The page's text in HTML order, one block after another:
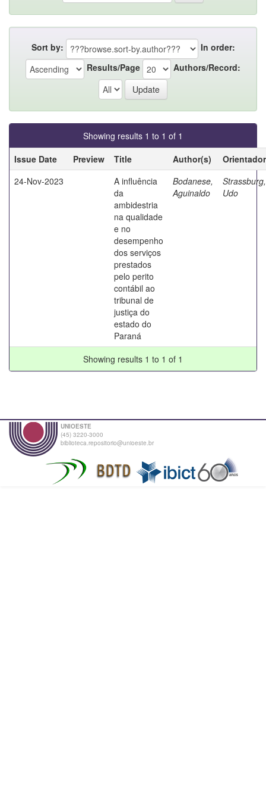
Sort by:
In order:
Results/Page
Authors/Record:
Showing results 1 to 1 of 1
Issue Date
Preview Title Author(s)
Orientador
24-Nov-2023
A influência
da
ambidestria
na qualidade
e no
desempenho
dos serviços
prestados
pelo perito
contábil ao
tribunal de
justiça do
estado do
Paraná
Bodanese,
Aguinaldo
Strassburg,
Udo
Showing results 1 to 1 of 1
UNIOESTE
(45) 3220-3000
biblioteca.repositorio@unioeste.br